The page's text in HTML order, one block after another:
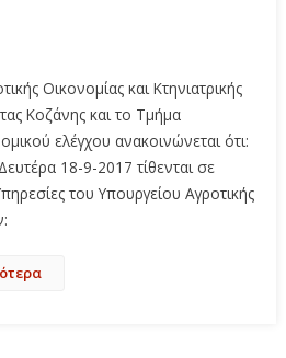
Οικονομίας και Κτηνιατρικής
Κοζάνης και το Τμήμα
ελέγχου ανακοινώνεται ότι:
18-9-2017 τίθενται σε
του Υπουργείου Αγροτικής